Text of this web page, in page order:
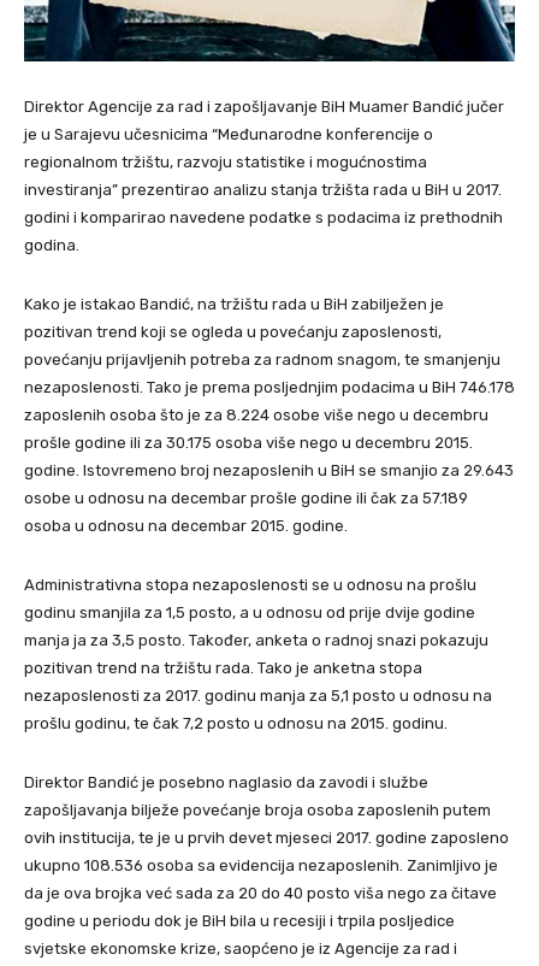
Direktor Agencije za rad i zapošljavanje BiH Muamer Bandić jučer
je u Sarajevu učesnicima “Međunarodne konferencije o
regionalnom tržištu, razvoju statistike i mogućnostima
investiranja” prezentirao analizu stanja tržišta rada u BiH u 2017.
godini i komparirao navedene podatke s podacima iz prethodnih
godina.
Kako je istakao Bandić, na tržištu rada u BiH zabilježen je
pozitivan trend koji se ogleda u povećanju zaposlenosti,
povećanju prijavljenih potreba za radnom snagom, te smanjenju
nezaposlenosti. Tako je prema posljednjim podacima u BiH 746.178
zaposlenih osoba što je za 8.224 osobe više nego u decembru
prošle godine ili za 30.175 osoba više nego u decembru 2015.
godine. Istovremeno broj nezaposlenih u BiH se smanjio za 29.643
osobe u odnosu na decembar prošle godine ili čak za 57.189
osoba u odnosu na decembar 2015. godine.
Administrativna stopa nezaposlenosti se u odnosu na prošlu
godinu smanjila za 1,5 posto, a u odnosu od prije dvije godine
manja ja za 3,5 posto. Također, anketa o radnoj snazi pokazuju
pozitivan trend na tržištu rada. Tako je anketna stopa
nezaposlenosti za 2017. godinu manja za 5,1 posto u odnosu na
prošlu godinu, te čak 7,2 posto u odnosu na 2015. godinu.
Direktor Bandić je posebno naglasio da zavodi i službe
zapošljavanja bilježe povećanje broja osoba zaposlenih putem
ovih institucija, te je u prvih devet mjeseci 2017. godine zaposleno
ukupno 108.536 osoba sa evidencija nezaposlenih. Zanimljivo je
da je ova brojka već sada za 20 do 40 posto viša nego za čitave
godine u periodu dok je BiH bila u recesiji i trpila posljedice
svjetske ekonomske krize, saopćeno je iz Agencije za rad i